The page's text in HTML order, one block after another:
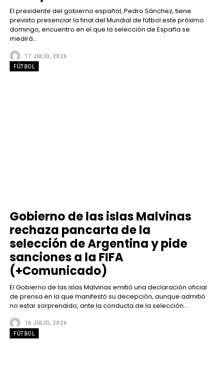
El presidente del gobierno español, Pedro Sánchez, tiene
previsto presenciar la final del Mundial de fútbol este próximo
domingo, encuentro en el que la selección de España se
medirá...
17 JULIO, 2026
FÚTBOL
Gobierno de las islas Malvinas
rechaza pancarta de la
selección de Argentina y pide
sanciones a la FIFA
(+Comunicado)
El Gobierno de las islas Malvinas emitió una declaración oficial
de prensa en la que manifestó su decepción, aunque admitió
no estar sorprendido, ante la conducta de la selección...
16 JULIO, 2026
FÚTBOL